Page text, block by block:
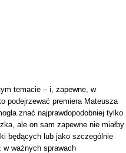
temacie – i, zapewne, w
podejrzewać premiera Mateusza
znać najprawdopodobniej tylko
ale on sam zapewne nie miałby
będących lub jako szczególnie
ważnych sprawach